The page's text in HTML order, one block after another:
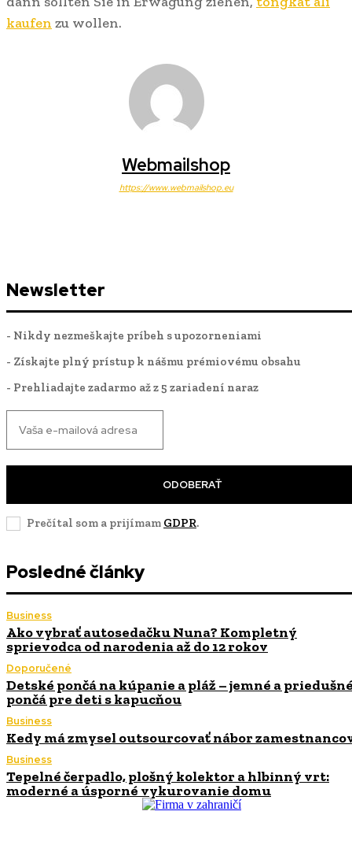
kaufen zu wollen.
Webmailshop
https://www.webmailshop.eu
Newsletter
- Nikdy nezmeškajte príbeh s upozorneniami
- Získajte plný prístup k nášmu prémiovému obsahu
- Prehliadajte zadarmo až z 5 zariadení naraz
ODOBERAŤ
Prečítal som a prijímam GDPR.
Posledné články
Business
Ako vybrať autosedačku Nuna? Kompletný
sprievodca od narodenia až do 12 rokov
Doporučené
Detské pončá na kúpanie a pláž – jemné a
pončá pre deti s kapucňou
Business
Kedy má zmysel outsourcovať nábor
Business
Tepelné čerpadlo, plošný kolektor a hlbinný vrt:
moderné a úsporné vykurovanie domu